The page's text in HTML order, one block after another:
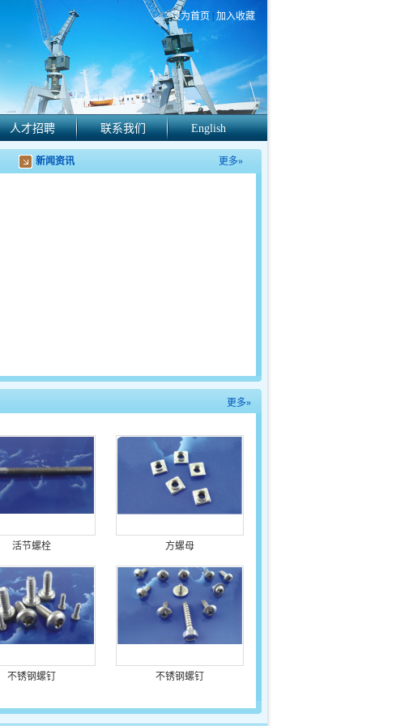
设为首页 加入收藏
人才招聘 联系我们 English
更多»
新闻资讯
更多»
活节螺栓 方螺母
不锈钢螺钉 不锈钢螺钉